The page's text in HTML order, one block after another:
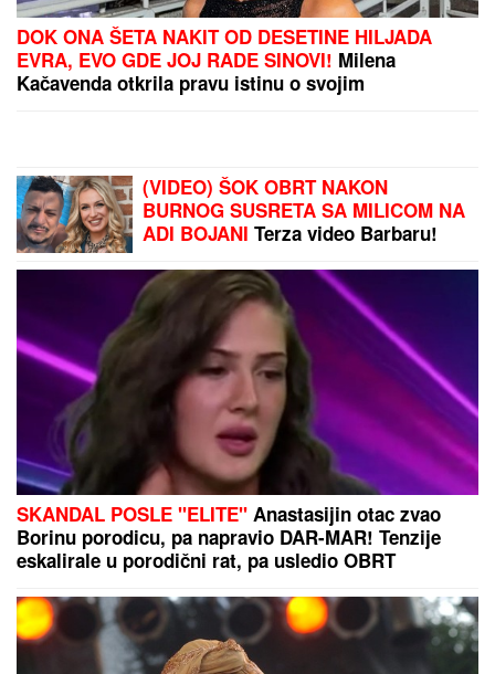
U subotu je SVETA PETKA TRNOVA:
Da ženama ne bi TRNULE RUKE
rade - običaji koje Srbi vekovima
poštuju